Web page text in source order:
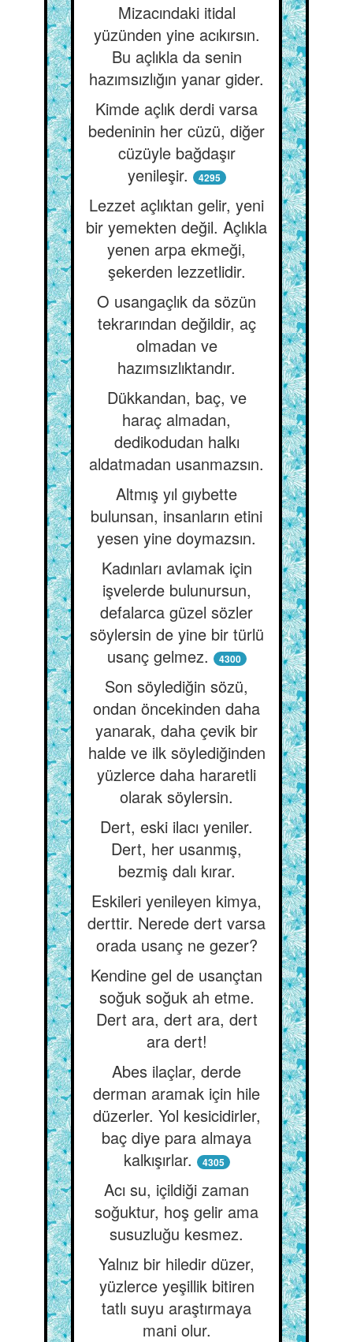
Mizacındaki itidal
yüzünden yine acıkırsın.
Bu açlıkla da senin
hazımsızlığın yanar gider.
Kimde açlık derdi varsa
bedeninin her cüzü, diğer
cüzüyle bağdaşır
yenileşir.
4295
Lezzet açlıktan gelir, yeni
bir yemekten değil. Açlıkla
yenen arpa ekmeği,
şekerden lezzetlidir.
O usangaçlık da sözün
tekrarından değildir, aç
olmadan ve
hazımsızlıktandır.
Dükkandan, baç, ve
haraç almadan,
dedikodudan halkı
aldatmadan usanmazsın.
Altmış yıl gıybette
bulunsan, insanların etini
yesen yine doymazsın.
Kadınları avlamak için
işvelerde bulunursun,
defalarca güzel sözler
söylersin de yine bir türlü
usanç gelmez.
4300
Son söylediğin sözü,
ondan öncekinden daha
yanarak, daha çevik bir
halde ve ilk söylediğinden
yüzlerce daha hararetli
olarak söylersin.
Dert, eski ilacı yeniler.
Dert, her usanmış,
bezmiş dalı kırar.
Eskileri yenileyen kimya,
derttir. Nerede dert varsa
orada usanç ne gezer?
Kendine gel de usançtan
soğuk soğuk ah etme.
Dert ara, dert ara, dert
ara dert!
Abes ilaçlar, derde
derman aramak için hile
düzerler. Yol kesicidirler,
baç diye para almaya
kalkışırlar.
4305
Acı su, içildiği zaman
soğuktur, hoş gelir ama
susuzluğu kesmez.
Yalnız bir hiledir düzer,
yüzlerce yeşillik bitiren
tatlı suyu araştırmaya
mani olur.